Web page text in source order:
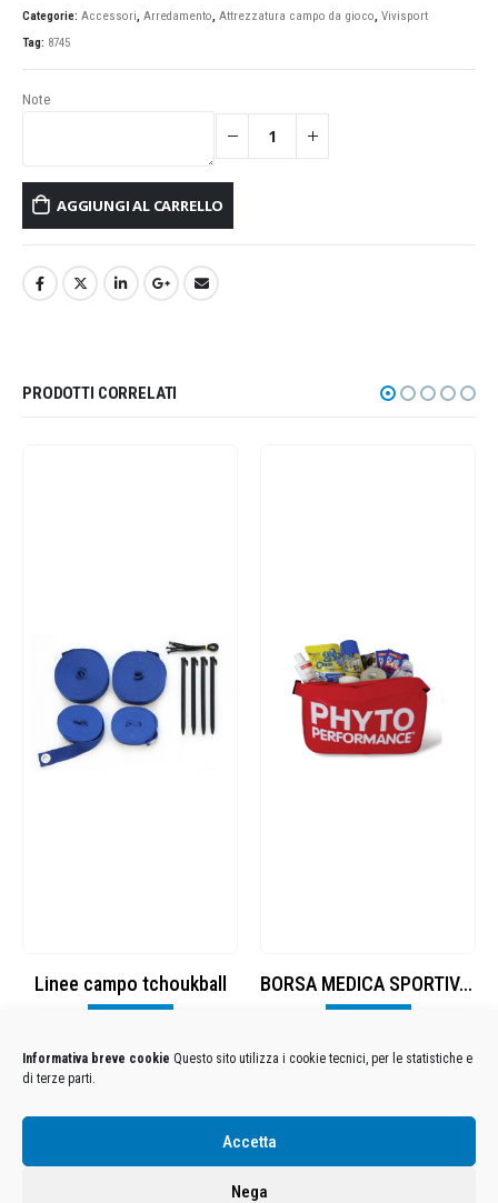
Informativa breve cookie Questo sito utilizza i cookie tecnici, per le statistiche e
di terze parti.
Accetta
Nega
Categorie: Accessori, Arredamento, Attrezzatura campo da gioco, Vivisport
Tag: 8745
Note
AGGIUNGI AL CARRELLO
PRODOTTI CORRELATI
Linee campo tchoukball BORSA MEDICA SPORTIVA 2 pezzi
Condizioni Generali di Utilizzo-Cookies-Privacy
Euro 12.500.000 i.v. - C.F. e Iscr. Reg. Imp. Monza e Brianza 02137480964 - R.E.A. MB-1370021 -